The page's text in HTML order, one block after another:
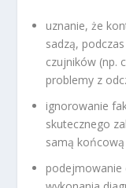
uznanie, że
sadzą,
czujników (np.
problemy z
ignorowanie
skutecznego
samą końcową
podejmowanie